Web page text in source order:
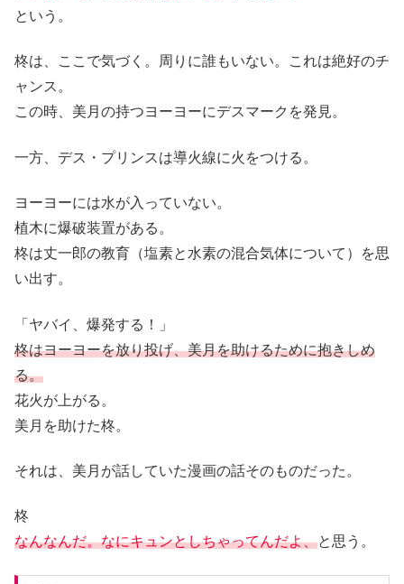
という。
柊は、ここで気づく。周りに誰もいない。これは絶好のチ
ャンス。
この時、美月の持つヨーヨーにデスマークを発見。
一方、デス・プリンスは導火線に火をつける。
ヨーヨーには水が入っていない。
植木に爆破装置がある。
柊は丈一郎の教育（塩素と水素の混合気体について）を思
い出す。
「ヤバイ、爆発する！」
柊はヨーヨーを放り投げ、美月を助けるために抱きしめ
る。
花火が上がる。
美月を助けた柊。
それは、美月が話していた漫画の話そのものだった。
柊
なんなんだ。なにキュンとしちゃってんだよ、と思う。